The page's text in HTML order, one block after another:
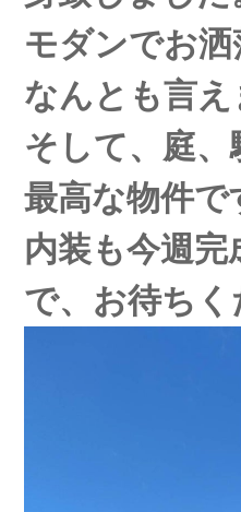
モダンでお
なんとも言え
そして、庭、
最高な物件で
内装も今週
で、お待ちく